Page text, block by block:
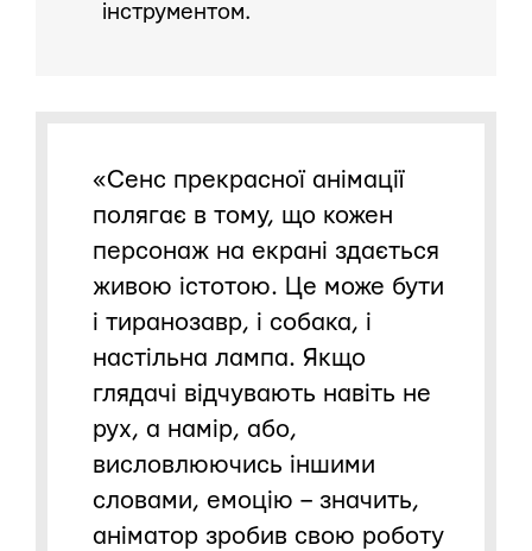
інструментом.
«Сенс прекрасної анімації
полягає в тому, що кожен
персонаж на екрані здається
живою істотою. Це може бути
і тиранозавр, і собака, і
настільна лампа. Якщо
глядачі відчувають навіть не
рух, а намір, або,
висловлюючись іншими
словами, емоцію – значить,
аніматор зробив свою роботу